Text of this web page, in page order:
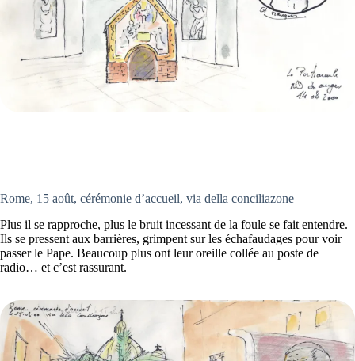
Rome, 15 août, cérémonie d’accueil, via della conciliazone
Plus il se rapproche, plus le bruit incessant de la foule se fait entendre.
Ils se pressent aux barrières, grimpent sur les échafaudages pour voir
passer le Pape. Beaucoup plus ont leur oreille collée au poste de
radio… et c’est rassurant.